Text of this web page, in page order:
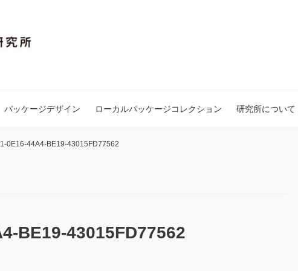
パッケージデザイン ローカルパッケージコレクション 研究所について
0E16-44A4-BE19-43015FD77562
BE19-43015FD77562